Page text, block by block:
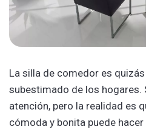
La silla de comedor es
subestimado de los hogares.
atención, pero la realidad es
cómoda y bonita puede